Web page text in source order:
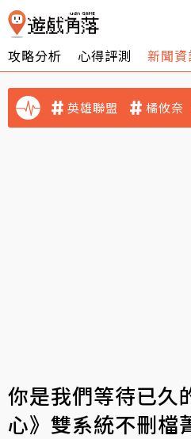
攻略分析 心得評測 新聞資
英雄聯盟 橘攸奈
你是我們等待已久
心》雙系統不刪檔